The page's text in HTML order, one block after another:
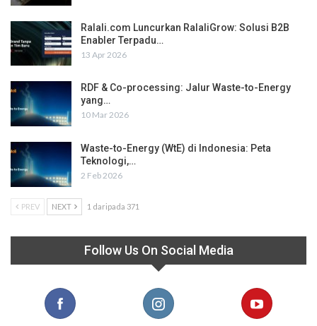
Ralali.com Luncurkan RalaliGrow: Solusi B2B
Enabler Terpadu…
13 Apr 2026
RDF & Co-processing: Jalur Waste-to-Energy
yang…
10 Mar 2026
Waste-to-Energy (WtE) di Indonesia: Peta
Teknologi,…
2 Feb 2026
PREV NEXT 1 daripada 371
Follow Us On Social Media